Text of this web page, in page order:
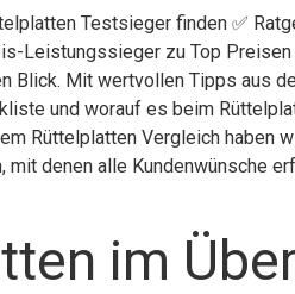
Testsieger finden ✅
Leistungssieger zu Top
Blick. Mit wertvollen Tipps aus
und worauf es beim
Rüttelplatten Vergleich haben
denen alle Kundenwünsche
im